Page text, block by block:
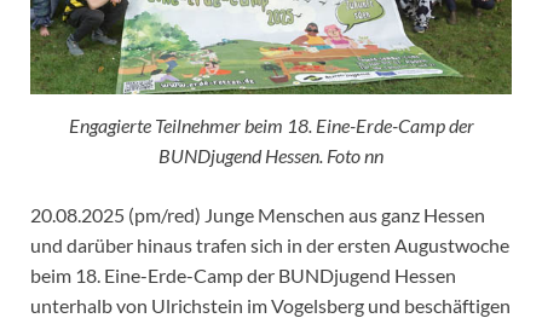
Engagierte Teilnehmer beim 18. Eine-Erde-Camp der
BUNDjugend Hessen. Foto nn
20.08.2025 (pm/red) Junge Menschen aus ganz Hessen
und darüber hinaus trafen sich in der ersten Augustwoche
beim 18. Eine-Erde-Camp der BUNDjugend Hessen
unterhalb von Ulrichstein im Vogelsberg und beschäftigen